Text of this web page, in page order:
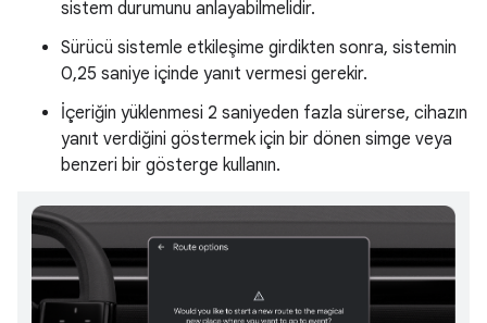
sistem durumunu anlayabilmelidir.
Sürücü sistemle etkileşime girdikten sonra, sistemin
0,25 saniye içinde yanıt vermesi gerekir.
İçeriğin yüklenmesi 2 saniyeden fazla sürerse, cihazın
yanıt verdiğini göstermek için bir dönen simge veya
benzeri bir gösterge kullanın.